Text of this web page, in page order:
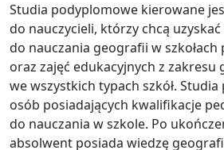
Studia podyplomowe kierowane
do nauczycieli, którzy chcą
do nauczania geografii w
oraz zajęć edukacyjnych z zakresu
we wszystkich typach szkół.
osób posiadających kwalifikacje
do nauczania w szkole. Po
absolwent posiada wiedzę